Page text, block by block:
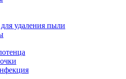
удаления пыли